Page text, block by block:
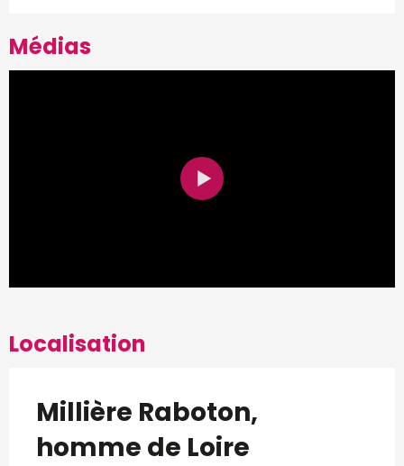
Médias
Localisation
Millière Raboton,
homme de Loire